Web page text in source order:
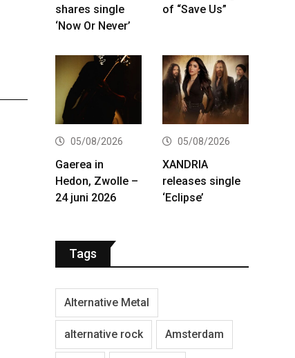
shares single
‘Now Or Never’
of “Save Us”
05/08/2026
Gaerea in
Hedon, Zwolle –
24 juni 2026
05/08/2026
XANDRIA
releases single
‘Eclipse’
Tags
Alternative Metal
alternative rock Amsterdam